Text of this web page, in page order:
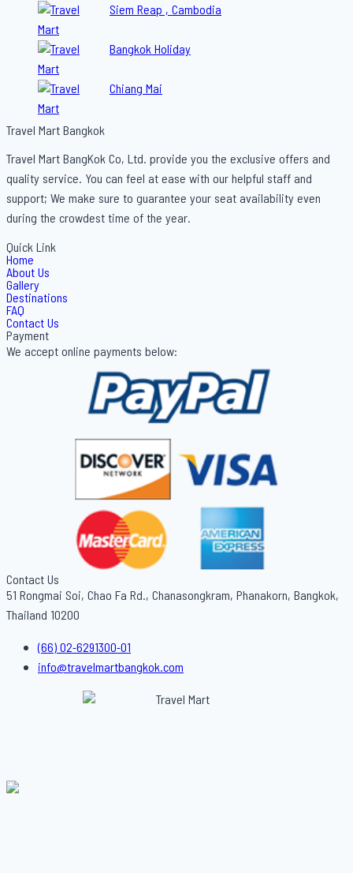
Siem Reap , Cambodia
Bangkok Holiday
Chiang Mai
Travel Mart Bangkok
Travel Mart BangKok Co, Ltd. provide you the exclusive offers and
quality service. You can feel at ease with our helpful staff and
support; We make sure to guarantee your seat availability even
during the crowdest time of the year.
Quick Link
Home
About Us
Gallery
Destinations
FAQ
Contact Us
Payment
We accept online payments below:
Contact Us
51 Rongmai Soi, Chao Fa Rd., Chanasongkram, Phanakorn, Bangkok,
Thailand 10200
(66) 02-6291300-01
info@travelmartbangkok.com